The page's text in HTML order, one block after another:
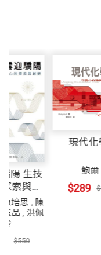
第10章 化學熱力
第11章 電化學
第12章 有機化學
附錄 對數的使用
中英對照索引
與環境生物科技。
界上的水危機。柯
諾，同居的還有一
訪。 他有一個網
p/evpilot/。他相信
的一部分。
高尼克 作者
美國知名的漫畫家
所中途輟學，轉而
解析世界，改用幽
現》（Discover）
lassics）專欄，目
出版社
裝幀
開本
雲迎驕陽 生技
中心的探索與創
新
明德, 陳培思
君, 蕭玉品
$468